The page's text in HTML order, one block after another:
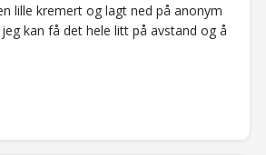
lille kremert og lagt ned på anonym
kan få det hele litt på avstand og å